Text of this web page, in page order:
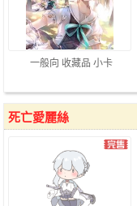
一般向 收藏品 小卡
死亡愛麗絲